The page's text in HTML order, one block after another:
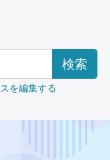
を編集する